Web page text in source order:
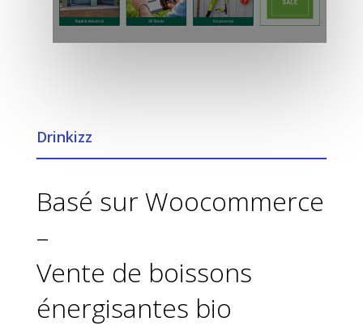
Drinkizz
Basé sur Woocommerce
–
Vente de boissons
énergisantes bio